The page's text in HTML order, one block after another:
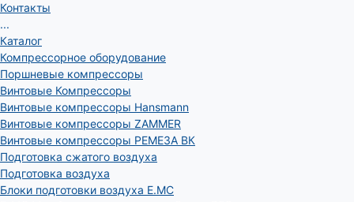
Контакты
...
Каталог
Компрессорное оборудование
Поршневые компрессоры
Винтовые Компрессоры
Винтовые компрессоры Hansmann
Винтовые компрессоры ZAMMER
Винтовые компрессоры РЕМЕЗА ВК
Подготовка сжатого воздуха
Подготовка воздуха
Блоки подготовки воздуха E.MC